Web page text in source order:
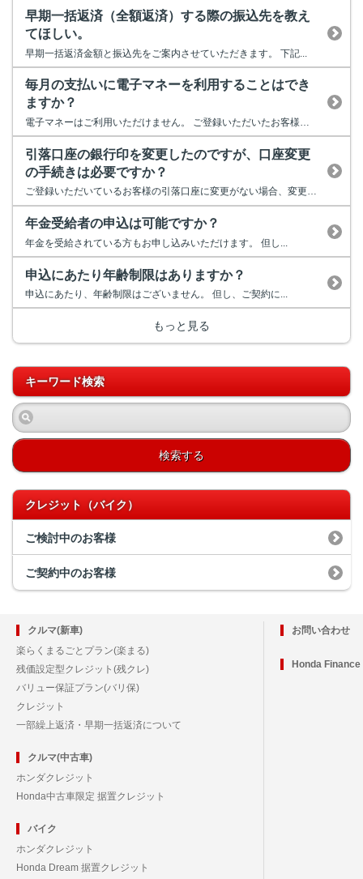
早期一括返済（全額返済）する際の振込先を教え
てほしい。
早期一括返済金額と振込先をご案内させていただきます。 下記...
毎月の支払いに電子マネーを利用することはでき
ますか？
電子マネーはご利用いただけません。 ご登録いただいたお客様口座...
引落口座の銀行印を変更したのですが、口座変更
の手続きは必要ですか？
ご登録いただいているお客様の引落口座に変更がない場合、変更手続きをい...
年金受給者の申込は可能ですか？
年金を受給されている方もお申し込みいただけます。 但し...
申込にあたり年齢制限はありますか？
申込にあたり、年齢制限はございません。 但し、ご契約に...
もっと見る
キーワード検索
検索する
クレジット（バイク）
ご検討中のお客様
ご契約中のお客様
クルマ(新車)
楽らくまるごとプラン(楽まる)
残価設定型クレジット(残クレ)
バリュー保証プラン(バリ保)
クレジット
一部繰上返済・早期一括返済について
クルマ(中古車)
ホンダクレジット
Honda中古車限定 据置クレジット
バイク
ホンダクレジット
Honda Dream 据置クレジット
お問い合わせ
Honda Finance